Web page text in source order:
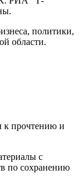
политики,
области.
к прочтению и
с
по сохранению